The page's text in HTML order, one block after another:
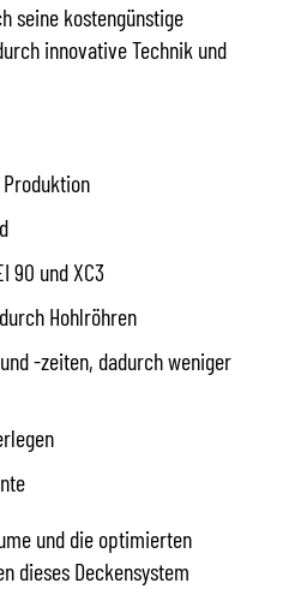
seine kostengünstige
innovative Technik und
90 und XC3
Hohlröhren
-zeiten, dadurch weniger
und die optimierten
dieses Deckensystem